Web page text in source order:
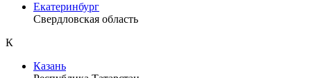
Екатеринбург
Свердловская область
К
Казань